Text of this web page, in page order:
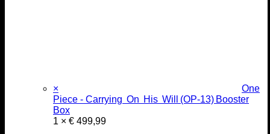
×
One
Piece - Carrying On His Will (OP‑13) Booster
Box
1 × € 499,99